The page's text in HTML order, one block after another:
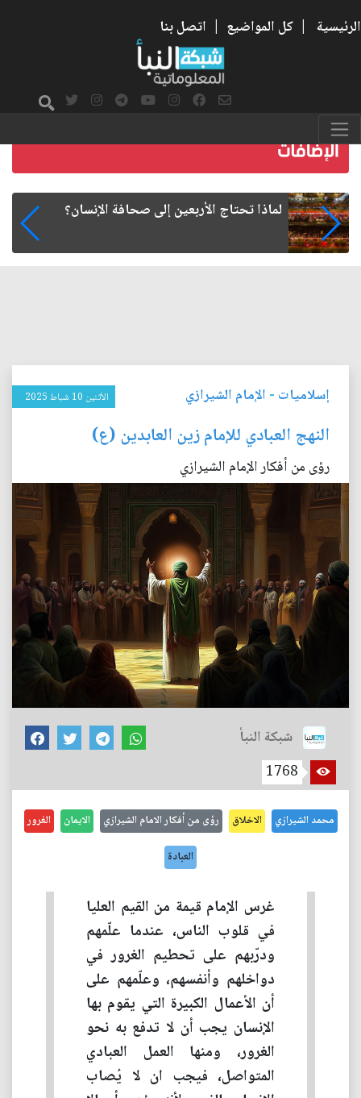
الرئيسية | كل المواضيع | اتصل بنا
هل تمنح الجامعة شهادة... أم تعيد تشكيل طريقة
إسلاميات - الإمام الشيرازي الأثنين 10 شباط 2025
النهج العبادي للإمام زين العابدين (ع)
رؤى من أفكار الإمام الشيرازي
شبكة النبأ
1768
محمد الشيرازي الاخلاق رؤى من أفكار الامام الشيرازي الايمان الغرور
العبادة
غرس الإمام قيمة من القيم العليا
في قلوب الناس، عندما علّمهم
ودرّبهم على تحطيم الغرور في
دواخلهم وأنفسهم، وعلّمهم على
أن الأعمال الكبيرة التي يقوم بها
الإنسان يجب أن لا تدفع به نحو
الغرور، ومنها العمل العبادي
المتواصل، فيجب ان لا يُصاب